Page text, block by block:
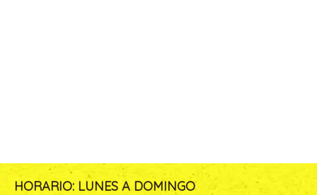
HORARIO: LUNES A DOMINGO